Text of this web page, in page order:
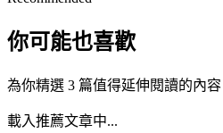
你可能也喜歡
為你精選 3 篇值得延伸閱讀的內容
載入推薦文章中...